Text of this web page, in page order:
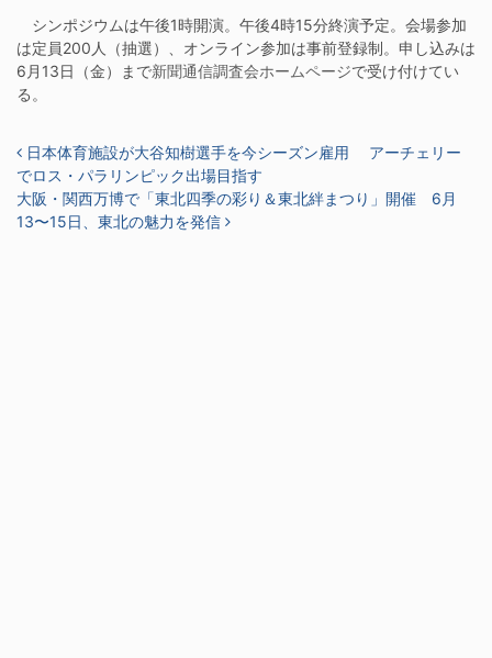
シンポジウムは午後1時開演。午後4時15分終演予定。会場参加
は定員200人（抽選）、オンライン参加は事前登録制。申し込みは
6月13日（金）まで新聞通信調査会ホームページで受け付けてい
る。
投稿ナビゲーション
日本体育施設が大谷知樹選手を今シーズン雇用 アーチェリー
でロス・パラリンピック出場目指す
大阪・関西万博で「東北四季の彩り＆東北絆まつり」開催 6月
13〜15日、東北の魅力を発信